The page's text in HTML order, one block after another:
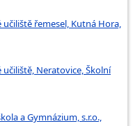
řemesel, Kutná Hora,
Neratovice, Školní
a Gymnázium, s.r.o.,